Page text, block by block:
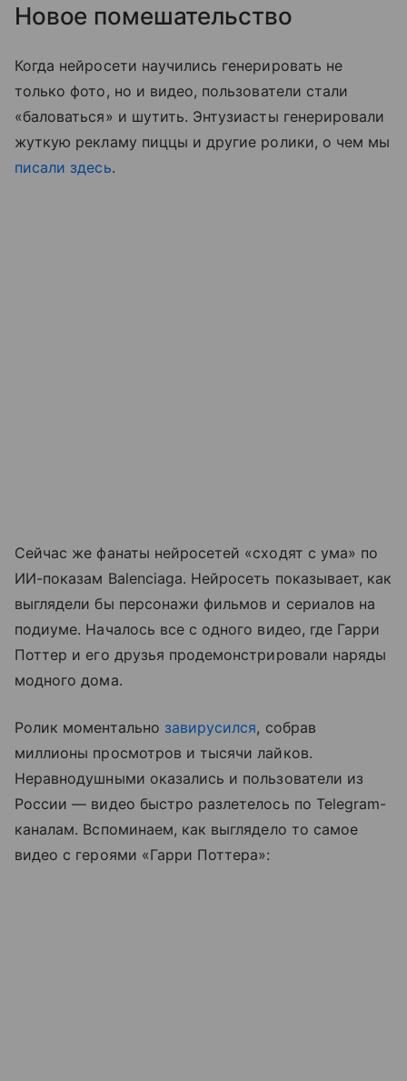
Новое помешательство
Когда нейросети научились генерировать не
только фото, но и видео, пользователи стали
«баловаться» и шутить. Энтузиасты генерировали
жуткую рекламу пиццы и другие ролики, о чем мы
писали здесь.
Сейчас же фанаты нейросетей «сходят с ума» по
ИИ-показам Balenciaga. Нейросеть показывает, как
выглядели бы персонажи фильмов и сериалов на
подиуме. Началось все с одного видео, где Гарри
Поттер и его друзья продемонстрировали наряды
модного дома.
Ролик моментально завирусился, собрав
миллионы просмотров и тысячи лайков.
Неравнодушными оказались и пользователи из
России — видео быстро разлетелось по Telegram-
каналам. Вспоминаем, как выглядело то самое
видео с героями «Гарри Поттера»: